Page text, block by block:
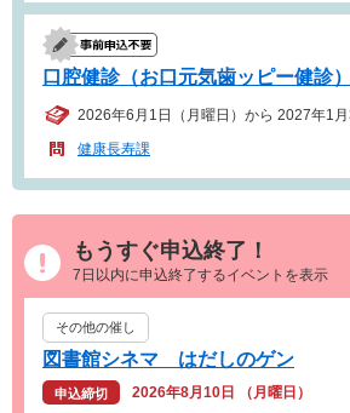
口腔健診（お口元気歯ッピー健診）
2026年6月1日（月曜日）から 2027年1月
健康長寿課
もうすぐ申込終了！
7日以内に申込終了するイベントを表示
その他の催し
図書館シネマ はだしのゲン
申込締切 2026年8月10日 （月曜日）